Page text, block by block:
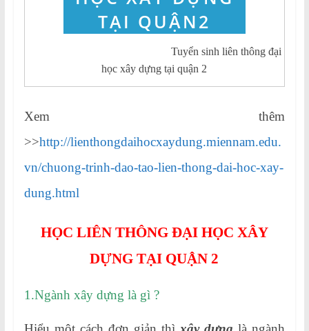
Tuyển sinh liên thông đại
học xây dựng tại quận 2
Xem thêm
>>http://lienthongdaihocxaydung.miennam.edu.
vn/chuong-trinh-dao-tao-lien-thong-dai-hoc-xay-
dung.html
HỌC LIÊN THÔNG ĐẠI HỌC XÂY
DỰNG TẠI QUẬN 2
1.Ngành xây dựng là gì ?